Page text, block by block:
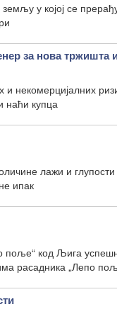
у којој се
за нова тржишта
и некомерцијалних
наћи купца
лажи и
ипак
поље“ код Љига
расадника „Лепо